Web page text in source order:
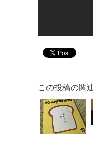
この投稿の関